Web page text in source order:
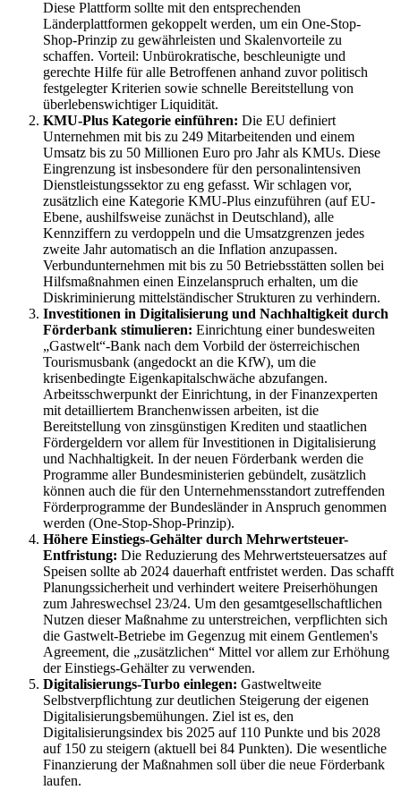
Diese Plattform sollte mit den entsprechenden
Länderplattformen gekoppelt werden, um ein One-Stop-
Shop-Prinzip zu gewährleisten und Skalenvorteile zu
schaffen. Vorteil: Unbürokratische, beschleunigte und
gerechte Hilfe für alle Betroffenen anhand zuvor politisch
festgelegter Kriterien sowie schnelle Bereitstellung von
überlebenswichtiger Liquidität.
KMU-Plus Kategorie einführen: Die EU definiert
Unternehmen mit bis zu 249 Mitarbeitenden und einem
Umsatz bis zu 50 Millionen Euro pro Jahr als KMUs. Diese
Eingrenzung ist insbesondere für den personalintensiven
Dienstleistungssektor zu eng gefasst. Wir schlagen vor,
zusätzlich eine Kategorie KMU-Plus einzuführen (auf EU-
Ebene, aushilfsweise zunächst in Deutschland), alle
Kennziffern zu verdoppeln und die Umsatzgrenzen jedes
zweite Jahr automatisch an die Inflation anzupassen.
Verbundunternehmen mit bis zu 50 Betriebsstätten sollen bei
Hilfsmaßnahmen einen Einzelanspruch erhalten, um die
Diskriminierung mittelständischer Strukturen zu verhindern.
Investitionen in Digitalisierung und Nachhaltigkeit durch
Förderbank stimulieren: Einrichtung einer bundesweiten
„Gastwelt“-Bank nach dem Vorbild der österreichischen
Tourismusbank (angedockt an die KfW), um die
krisenbedingte Eigenkapitalschwäche abzufangen.
Arbeitsschwerpunkt der Einrichtung, in der Finanzexperten
mit detailliertem Branchenwissen arbeiten, ist die
Bereitstellung von zinsgünstigen Krediten und staatlichen
Fördergeldern vor allem für Investitionen in Digitalisierung
und Nachhaltigkeit. In der neuen Förderbank werden die
Programme aller Bundesministerien gebündelt, zusätzlich
können auch die für den Unternehmensstandort zutreffenden
Förderprogramme der Bundesländer in Anspruch genommen
werden (One-Stop-Shop-Prinzip).
Höhere Einstiegs-Gehälter durch Mehrwertsteuer-
Entfristung: Die Reduzierung des Mehrwertsteuersatzes auf
Speisen sollte ab 2024 dauerhaft entfristet werden. Das schafft
Planungssicherheit und verhindert weitere Preiserhöhungen
zum Jahreswechsel 23/24. Um den gesamtgesellschaftlichen
Nutzen dieser Maßnahme zu unterstreichen, verpflichten sich
die Gastwelt-Betriebe im Gegenzug mit einem Gentlemen's
Agreement, die „zusätzlichen“ Mittel vor allem zur Erhöhung
der Einstiegs-Gehälter zu verwenden.
Digitalisierungs-Turbo einlegen: Gastweltweite
Selbstverpflichtung zur deutlichen Steigerung der eigenen
Digitalisierungsbemühungen. Ziel ist es, den
Digitalisierungsindex bis 2025 auf 110 Punkte und bis 2028
auf 150 zu steigern (aktuell bei 84 Punkten). Die wesentliche
Finanzierung der Maßnahmen soll über die neue Förderbank
laufen.